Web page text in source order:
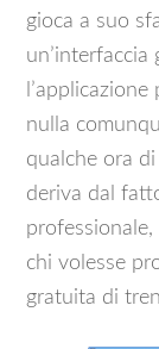
gioca a suo
nulla
qualche ora
deriva dal
professionale,
chi volesse
gratuita di